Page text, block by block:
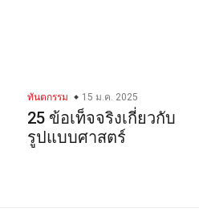
ทันตกรรม 15 ม.ค. 2025
25 ข้อเท็จจริงเกี่ยวกับ
รูปแบบศาสตร์